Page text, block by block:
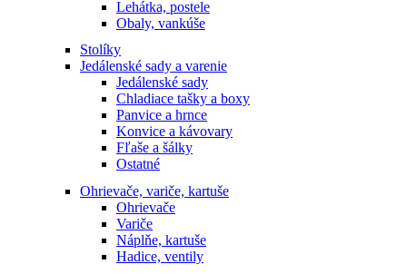
Lehátka, postele
Obaly, vankúše
Stolíky
Jedálenské sady a varenie
Jedálenské sady
Chladiace tašky a boxy
Panvice a hrnce
Konvice a kávovary
Fľaše a šálky
Ostatné
Ohrievače, variče, kartuše
Ohrievače
Variče
Náplňe, kartuše
Hadice, ventily